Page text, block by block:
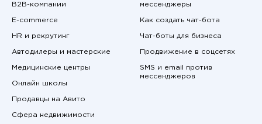
B2B-компании
E-commerce
HR и рекрутинг
Автодилеры и мастерские
Медицинские центры
Онлайн школы
Продавцы на Авито
Сфера недвижимости
мессенджеры
Как создать чат-бота
Чат-боты для бизнеса
Продвижение в соцсетях
SMS и email против
мессенджеров